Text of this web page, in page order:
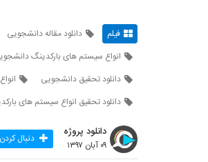
فیلم دانلود مقاله دانشجویی
انواع سیستم های بارکدینگ
دانلود تحقیق دانشجویی
دانلود تحقیق انواع سیستم های
دانلود پروژه
۰۹ آبان ۱۳۹۷ دنبال کردن